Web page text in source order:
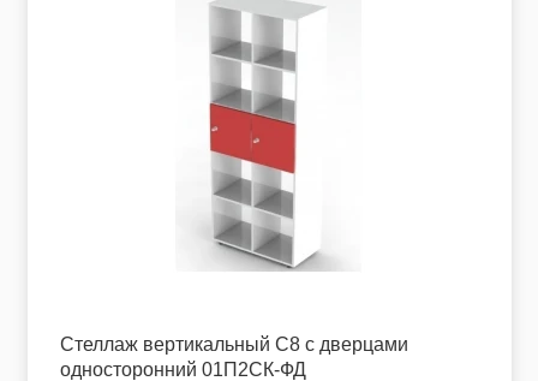
Стеллаж вертикальный C8 с дверцами
односторонний 01П2СК-ФД